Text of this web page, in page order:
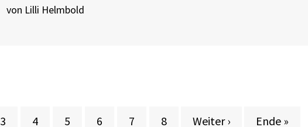
von Lilli Helmbold
Seite
3 Seite
4 Seite
5 Seite
6 Aktuelle Seite
7 Seite
8 Nächste Seite
Weiter › Letzte Seite
Ende »